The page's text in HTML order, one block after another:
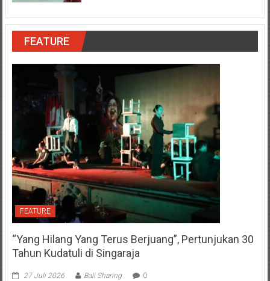
FEATURE
FEATURE
“Yang Hilang Yang Terus Berjuang”, Pertunjukan 30
Tahun Kudatuli di Singaraja
27 Juli 2026 Bali Sharing 0